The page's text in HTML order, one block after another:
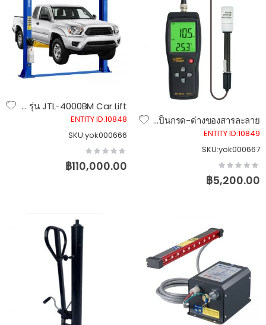
เครื่องวัดค่า pH Meter รุ่น AS218 เครื่องวัดความเป็นกรด-ด่างของสารละลาย
ENTITY ID:10849
SKU:yok000667
Rating:
฿5,200.00
ลิฟท์ยกรถ 2 เสา ไฮดรอลิค 4 ตัน รุ่น JTL-4000BM Car Lift
ENTITY ID:10848
SKU:yok000666
Rating:
0%
฿110,000.00